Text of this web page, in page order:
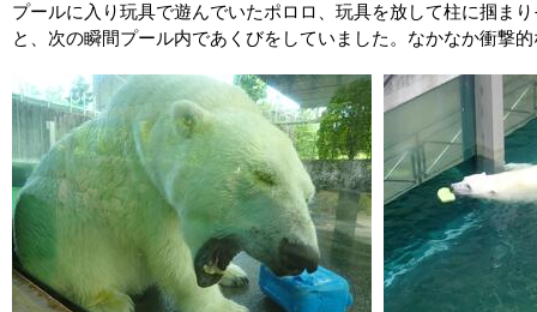
プールに入り玩具で遊んでいたポロロ、玩具を放して柱に掴ま
と、次の瞬間プール内であくびをしていました。なかなか衝撃